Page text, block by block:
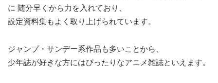
に 随分早くから力を入れており、
設定資料集もよく取り上げられています。
ジャンプ・サンデー系作品も多いことから、
少年誌が好きな方にはぴったりなアニメ雑誌といえます。